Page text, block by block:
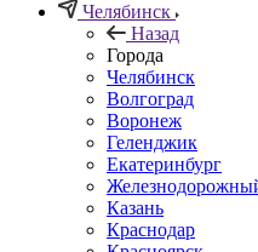
Челябинск
Назад
Города
Челябинск
Волгоград
Воронеж
Геленджик
Екатеринбург
Казань
Краснодар